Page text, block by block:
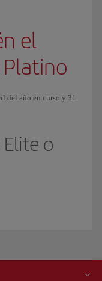
el
del año en curso y 31
o